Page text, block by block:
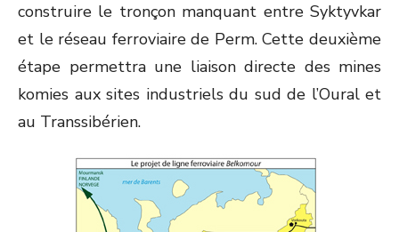
construire le tronçon manquant entre Syktyvkar
et le réseau ferroviaire de Perm. Cette deuxième
étape permettra une liaison directe des mines
komies aux sites industriels du sud de l’Oural et
au Transsibérien.